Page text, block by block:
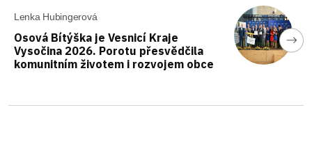
Lenka Hubingerová
Osová Bítýška je Vesnicí Kraje
Vysočina 2026. Porotu přesvědčila
komunitním životem i rozvojem obce